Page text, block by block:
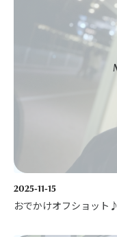
2025-11-15
おでかけオフショット♪